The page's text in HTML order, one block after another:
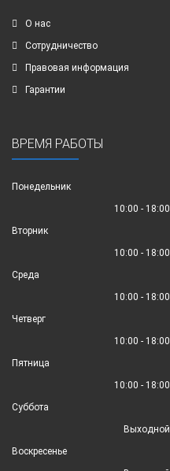
О нас
Сотрудничество
Правовая информация
Гарантии
ВРЕМЯ РАБОТЫ
Понедельник
10:00 - 18:00
Вторник
10:00 - 18:00
Среда
10:00 - 18:00
Четверг
10:00 - 18:00
Пятница
10:00 - 18:00
Суббота
Выходной
Воскресенье